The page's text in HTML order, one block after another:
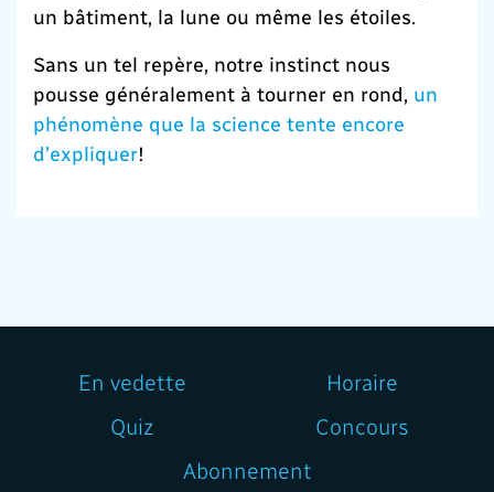
un bâtiment, la lune ou même les étoiles.
Sans un tel repère, notre instinct nous
pousse généralement à tourner en rond, un
phénomène que la science tente encore
d’expliquer!
En vedette
Horaire
Quiz
Concours
Abonnement